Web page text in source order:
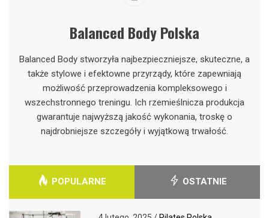
Balanced Body Polska
Balanced Body stworzyła najbezpieczniejsze, skuteczne, a
także stylowe i efektowne przyrządy, które zapewniają
możliwość przeprowadzenia kompleksowego i
wszechstronnego treningu. Ich rzemieślnicza produkcja
gwarantuje najwyższą jakość wykonania, troskę o
najdrobniejsze szczegóły i wyjątkową trwałość.
POPULARNE OSTATNIE